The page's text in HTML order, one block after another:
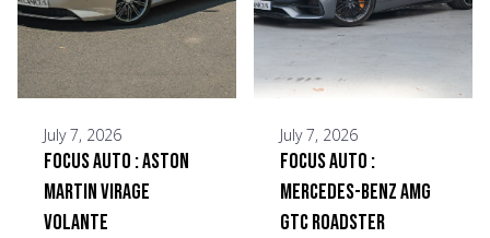
July 7, 2026
Focus Auto : Aston
Martin Virage
Volante
July 7, 2026
Focus Auto :
Mercedes-Benz AMG
GTC Roadster